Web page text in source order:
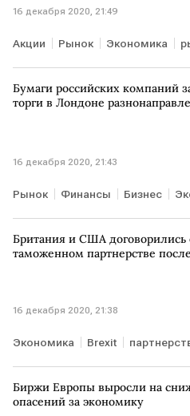
16 декабря 2020, 21:49
Акции Рынок Экономика
Бумаги российских компаний
торги в Лондоне
16 декабря 2020, 21:43
Рынок Финансы Бизнес
Лондонская фондовая биржа
Британия и США договорились
таможенном партнерстве
16 декабря 2020, 21:38
Экономика Brexit
торговая сделка
Биржи Европы выросли на
опасений за экономику